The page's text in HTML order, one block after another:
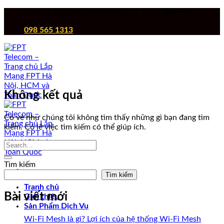
098 565 1313
Tranh chủ
Giới thiệu
Sản Phẩm Dịch Vụ
Không kết quả
Có vẻ như chúng tôi không tìm thấy những gì bạn đang tìm
kiếm. Có lẽ việc tìm kiếm có thể giúp ích.
Tìm kiếm
Tìm kiếm
Bài viết mới
Wi-Fi Mesh là gì? Lợi ích của hệ thống Wi-Fi Mesh